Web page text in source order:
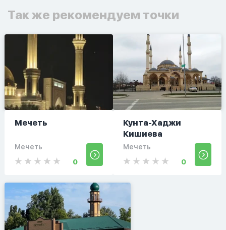
Так же рекомендуем точки
Мечеть
Мечеть
0
Кунта-Хаджи
Кишиева
Мечеть
0